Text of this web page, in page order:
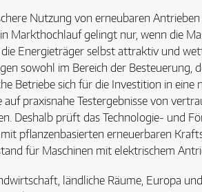
Nutzung von erneubaren
Markthochlauf gelingt nur, wenn die
Energieträger selbst attraktiv und
sowohl im Bereich der Besteuerung,
Betriebe sich für die Investition in eine
praxisnahe Testergebnisse von
Deshalb prüft das Technologie- und
pflanzenbasierten erneuerbaren
für Maschinen mit elektrischem
ländliche Räume, Europa